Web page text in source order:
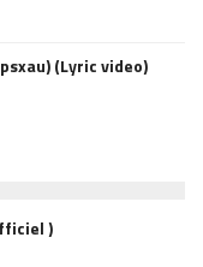
(Lyric video)
)